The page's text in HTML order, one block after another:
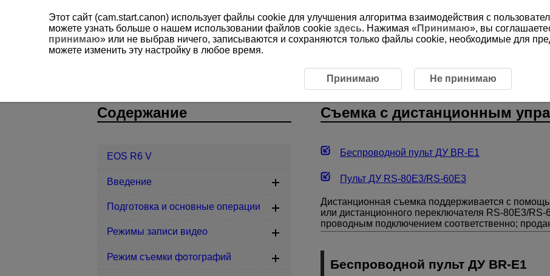
EOS R6 V AF/Привод Съемка с дистанционным управлением
Съемка с дистанционным
Беспроводной пульт ДУ BR-E1
Пульт ДУ RS-80E3/RS-60E3
Дистанционная съемка поддерживается с
или дистанционного переключателя RS-80E3/RS-
проводным подключением соответственно;
Беспроводной пульт ДУ BR-E1
Содержание
EOS R6 V
Введение
Подготовка и основные операции
Режимы записи видео
Режим съемки фотографий
Этот сайт (cam.start.canon) использует файлы cookie для улучшения алгоритма взаимодействия с
можете узнать больше о нашем использовании файлов cookie здесь. Нажимая «Принимаю», вы
принимаю» или не выбрав ничего, записываются и сохраняются только файлы cookie, необходимые для
можете изменить эту настройку в любое время.
Принимаю Не принимаю